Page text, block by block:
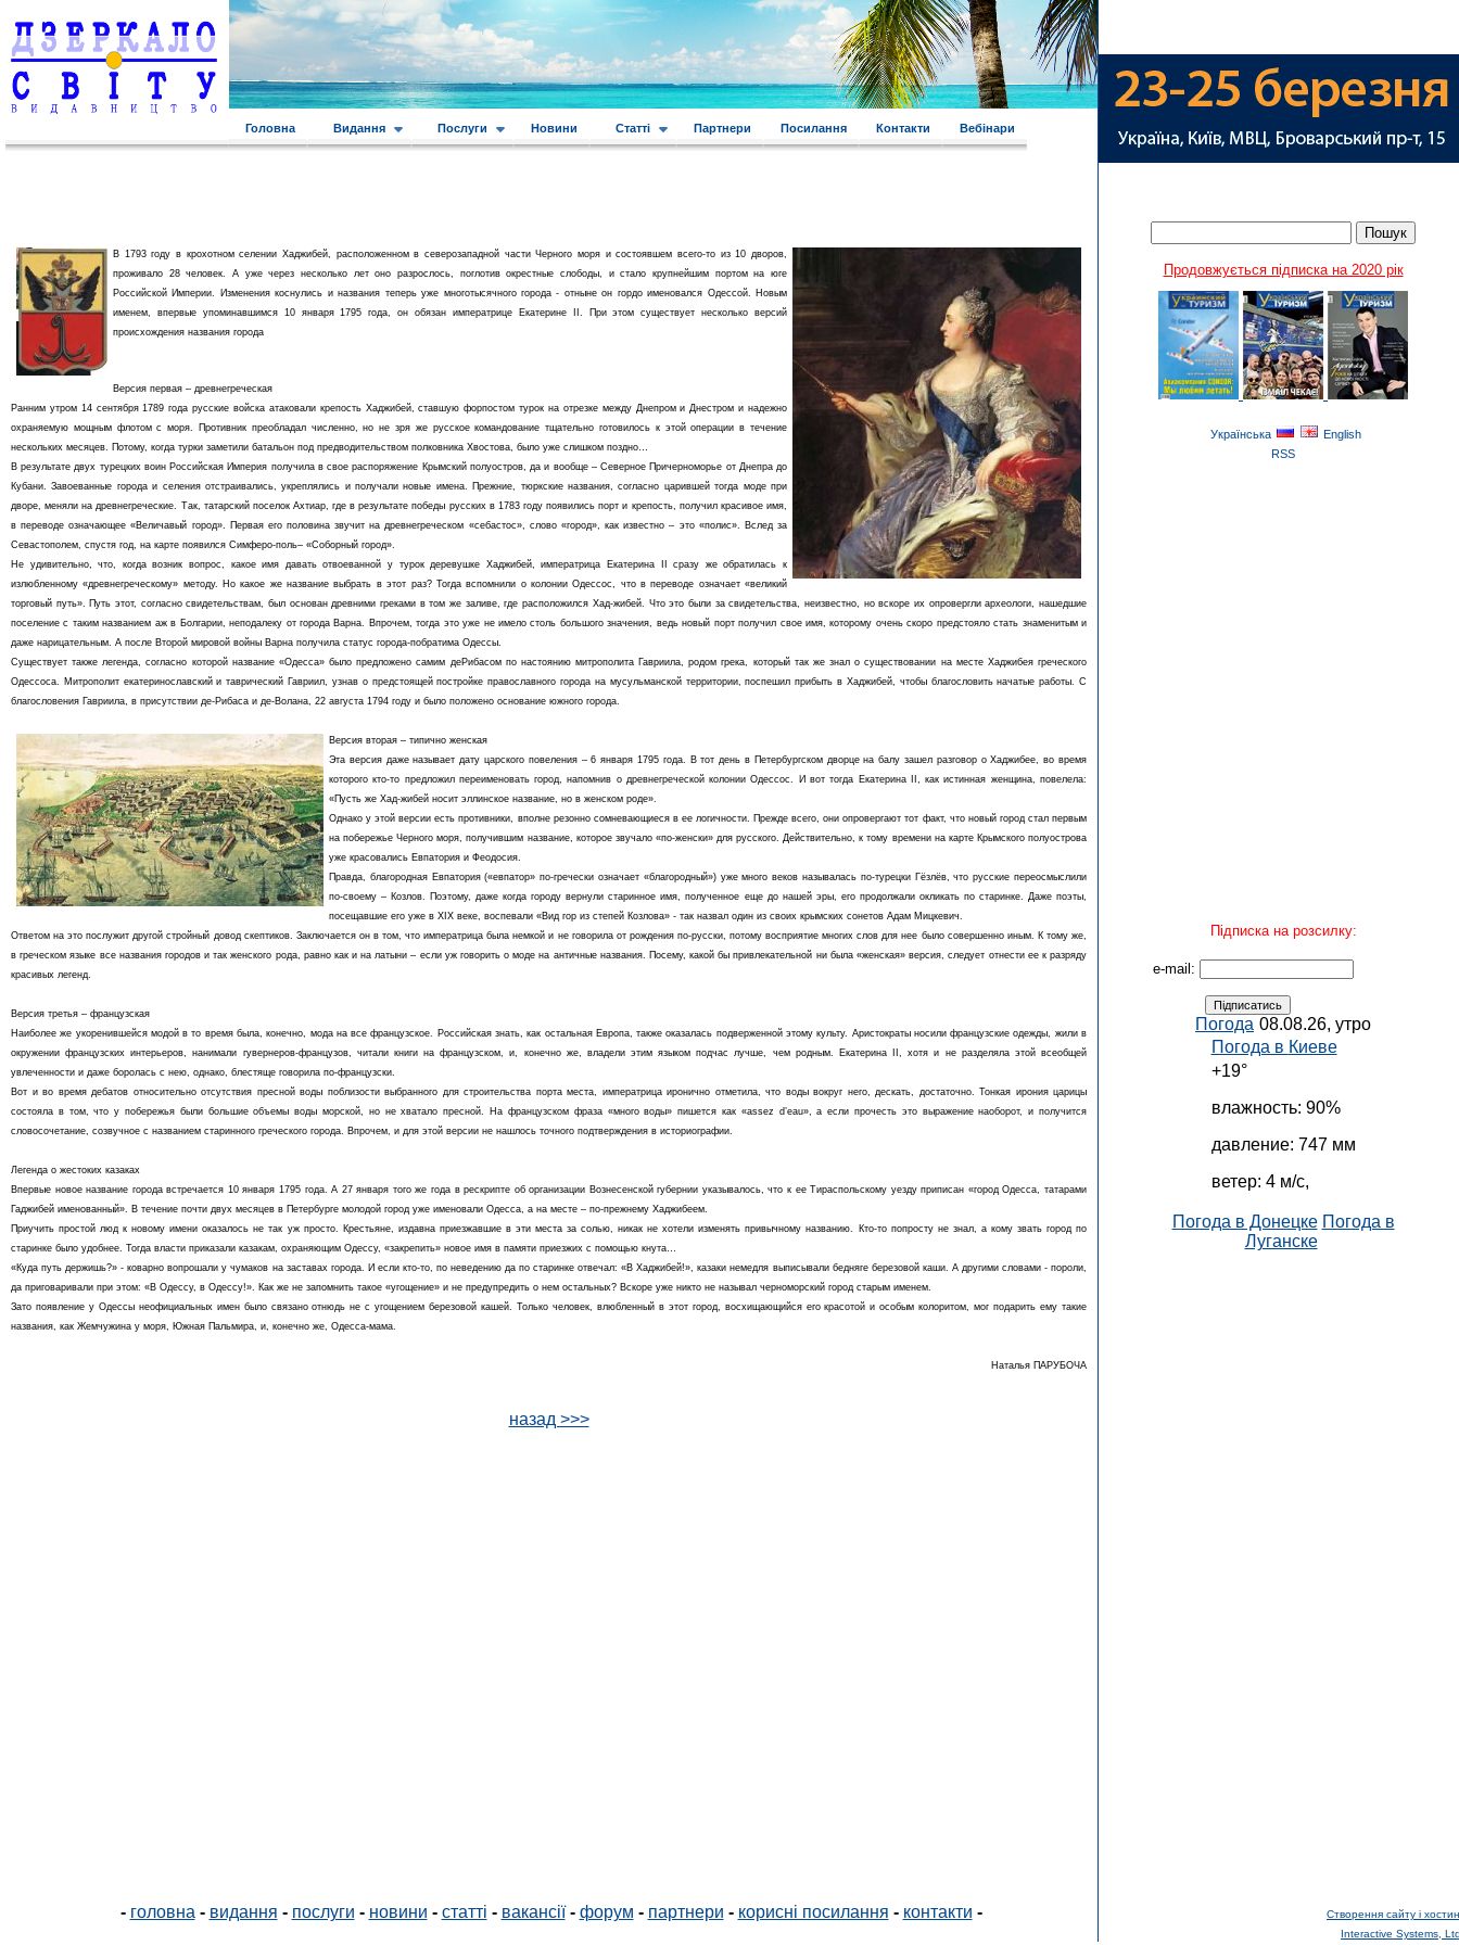
Головна Видання Послуги Новини Статті Партнери Посилання Контакти Вебінари
Продовжується підписка на 2020 рік
Українська
English
RSS
Підписка на розсилку:
e-mail:
Погода 08.08.26, утро
Погода в Киеве
+19°
влажность: 90%
давление: 747 мм
ветер: 4 м/с,
Погода в Донецке Погода в
Луганске
В 1793 году в крохотном селении Хаджибей, расположенном в северозападной части Черного моря и состоявшем всего-то из 10 дворов,
проживало 28 человек. А уже через несколько лет оно разрослось, поглотив окрестные слободы, и стало крупнейшим портом на юге
Российской Империи. Изменения коснулись и названия теперь уже многотысячного города - отныне он гордо именовался Одессой. Новым
именем, впервые упоминавшимся 10 января 1795 года, он обязан императрице Екатерине II. При этом существует несколько версий
происхождения названия города
Версия первая – древнегреческая
Ранним утром 14 сентября 1789 года русские войска атаковали крепость Хаджибей, ставшую форпостом турок на отрезке между Днепром и Днестром и надежно
охраняемую мощным флотом с моря. Противник преобладал численно, но не зря же русское командование тщательно готовилось к этой операции в течение
нескольких месяцев. Потому, когда турки заметили батальон под предводительством полковника Хвостова, было уже слишком поздно…
В результате двух турецких воин Российская Империя получила в свое распоряжение Крымский полуостров, да и вообще – Северное Причерноморье от Днепра до
Кубани. Завоеванные города и селения отстраивались, укреплялись и получали новые имена. Прежние, тюркские названия, согласно царившей тогда моде при
дворе, меняли на древнегреческие. Так, татарский поселок Ахтиар, где в результате победы русских в 1783 году появились порт и крепость, получил красивое имя,
в переводе означающее «Величавый город». Первая его половина звучит на древнегреческом «себастос», слово «город», как известно – это «полис». Вслед за
Севастополем, спустя год, на карте появился Симферо-поль– «Соборный город».
Не удивительно, что, когда возник вопрос, какое имя давать отвоеванной у турок деревушке Хаджибей, императрица Екатерина II сразу же обратилась к
излюбленному «древнегреческому» методу. Но какое же название выбрать в этот раз? Тогда вспомнили о колонии Одессос, что в переводе означает «великий
торговый путь». Путь этот, согласно свидетельствам, был основан древними греками в том же заливе, где расположился Хад-жибей. Что это были за свидетельства, неизвестно, но вскоре их опровергли археологи, нашедшие
поселение с таким названием аж в Болгарии, неподалеку от города Варна. Впрочем, тогда это уже не имело столь большого значения, ведь новый порт получил свое имя, которому очень скоро предстояло стать знаменитым и
даже нарицательным. А после Второй мировой войны Варна получила статус города-побратима Одессы.
Существует также легенда, согласно которой название «Одесса» было предложено самим деРибасом по настоянию митрополита Гавриила, родом грека, который так же знал о существовании на месте Хаджибея греческого
Одессоса. Митрополит екатеринославский и таврический Гавриил, узнав о предстоящей постройке православного города на мусульманской территории, поспешил прибыть в Хаджибей, чтобы благословить начатые работы. С
благословения Гавриила, в присутствии де-Рибаса и де-Волана, 22 августа 1794 году и было положено основание южного города.
Версия вторая – типично женская
Эта версия даже называет дату царского повеления – 6 января 1795 года. В тот день в Петербургском дворце на балу зашел разговор о Хаджибее, во время
которого кто-то предложил переименовать город, напомнив о древнегреческой колонии Одессос. И вот тогда Екатерина II, как истинная женщина, повелела:
«Пусть же Хад-жибей носит эллинское название, но в женском роде».
Однако у этой версии есть противники, вполне резонно сомневающиеся в ее логичности. Прежде всего, они опровергают тот факт, что новый город стал первым
на побережье Черного моря, получившим название, которое звучало «по-женски» для русского. Действительно, к тому времени на карте Крымского полуострова
уже красовались Евпатория и Феодосия.
Правда, благородная Евпатория («евпатор» по-гречески означает «благородный») уже много веков называлась по-турецки Гёзлёв, что русские переосмыслили
по-своему – Козлов. Поэтому, даже когда городу вернули старинное имя, полученное еще до нашей эры, его продолжали окликать по старинке. Даже поэты,
посещавшие его уже в XIX веке, воспевали «Вид гор из степей Козлова» - так назвал один из своих крымских сонетов Адам Мицкевич.
Ответом на это послужит другой стройный довод скептиков. Заключается он в том, что императрица была немкой и не говорила от рождения по-русски, потому восприятие многих слов для нее было совершенно иным. К тому же,
в греческом языке все названия городов и так женского рода, равно как и на латыни – если уж говорить о моде на античные названия. Посему, какой бы привлекательной ни была «женская» версия, следует отнести ее к разряду
красивых легенд.
Версия третья – французская
Наиболее же укоренившейся модой в то время была, конечно, мода на все французское. Российская знать, как остальная Европа, также оказалась подверженной этому культу. Аристократы носили французские одежды, жили в
окружении французских интерьеров, нанимали гувернеров-французов, читали книги на французском, и, конечно же, владели этим языком подчас лучше, чем родным. Екатерина II, хотя и не разделяла этой всеобщей
увлеченности и даже боролась с нею, однако, блестяще говорила по-французски.
Вот и во время дебатов относительно отсутствия пресной воды поблизости выбранного для строительства порта места, императрица иронично отметила, что воды вокруг него, дескать, достаточно. Тонкая ирония царицы
состояла в том, что у побережья были большие объемы воды морской, но не хватало пресной. На французском фраза «много воды» пишется как «assez d’eau», а если прочесть это выражение наоборот, и получится
словосочетание, созвучное с названием старинного греческого города. Впрочем, и для этой версии не нашлось точного подтверждения в историографии.
Легенда о жестоких казаках
Впервые новое название города встречается 10 января 1795 года. А 27 января того же года в рескрипте об организации Вознесенской губернии указывалось, что к ее Тираспольскому уезду приписан «город Одесса, татарами
Гаджибей именованный». В течение почти двух месяцев в Петербурге молодой город уже именовали Одесса, а на месте – по-прежнему Хаджибеем.
Приучить простой люд к новому имени оказалось не так уж просто. Крестьяне, издавна приезжавшие в эти места за солью, никак не хотели изменять привычному названию. Кто-то попросту не знал, а кому звать город по
старинке было удобнее. Тогда власти приказали казакам, охраняющим Одессу, «закрепить» новое имя в памяти приезжих с помощью кнута…
«Куда путь держишь?» - коварно вопрошали у чумаков на заставах города. И если кто-то, по неведению да по старинке отвечал: «В Хаджибей!», казаки немедля выписывали бедняге березовой каши. А другими словами - пороли,
да приговаривали при этом: «В Одессу, в Одессу!». Как же не запомнить такое «угощение» и не предупредить о нем остальных? Вскоре уже никто не называл черноморский город старым именем.
Зато появление у Одессы неофициальных имен было связано отнюдь не с угощением березовой кашей. Только человек, влюбленный в этот город, восхищающийся его красотой и особым колоритом, мог подарить ему такие
названия, как Жемчужина у моря, Южная Пальмира, и, конечно же, Одесса-мама.
Наталья ПАРУБОЧА
назад >>>
- головна - видання - послуги - новини - статті - вакансії- форум - партнери - корисні посилання - контакти -
Створення сайту і
Interactive Systems,